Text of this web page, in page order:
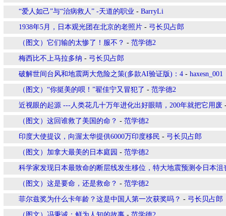
“爱人如己”与“治病救人” -天道的职业 - BarryLi
1938年5月，日本观光团在北京的老照片 - 弓长贝占郎
（图文）它们输的太惨了！服不？ - 范学德2
梅西比不上马拉多纳 - 弓长贝占郎
破解世间台风和地震两大危险之策(多款AI验证版)：4 - haxesn_001
（图文）“你挺美的呗！”翟佳宁又冒犯了 - 范学德2
近视眼的起源 ---人类花几十万年进化出好眼睛，200年就把它用废
（图文）这回谁救了美国的命？ - 范学德2
印度大使提议，向渥太华提供6000万印度移民 - 弓长贝占郎
（图文）加拿大最美的日本庭园 - 范学德2
科学家发现日本最致命的断层线发生移位，特大地震预测令日本沮
（图文）这是要命，还是救命？ - 范学德2
菲尔兹奖为什么卡年龄？这是中国人第一次获奖吗？ - 弓长贝占郎